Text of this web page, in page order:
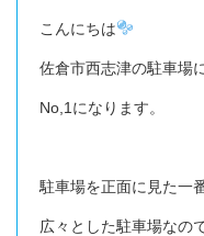
こんにちは
佐倉市西志津の駐車場
No,1になります。
駐車場を正面に見た一
広々とした駐車場なの